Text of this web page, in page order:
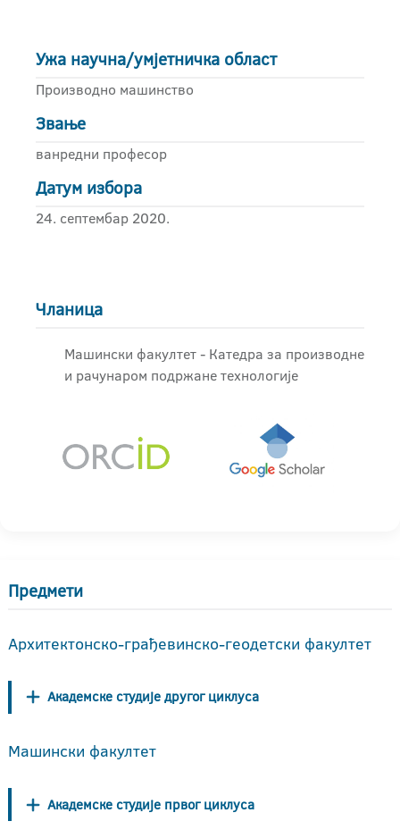
Ужа научна/умјетничка област
Производно машинство
Звање
ванредни професор
Датум избора
24. септембар 2020.
Чланица
Машински факултет - Катедра за производне
и рачунаром подржане технологије
Предмети
Архитектонско-грађевинско-геодетски факултет
Академске студије другог циклуса
Машински факултет
Академске студије првог циклуса